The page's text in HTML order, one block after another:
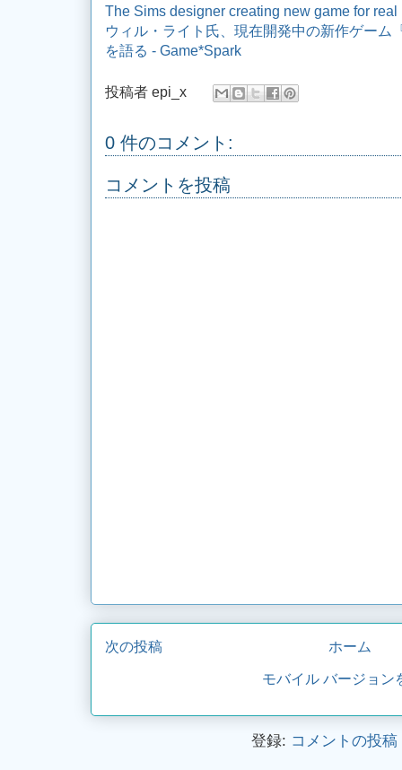
The Sims designer creating new game for real
ウィル・ライト氏、現在開発中の新作ゲーム
を語る - Game*Spark
投稿者 epi_x
0 件のコメント:
コメントを投稿
次の投稿 ホーム
モバイル バージョン
登録: コメントの投